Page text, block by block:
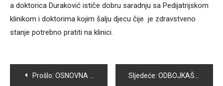
a doktorica Duraković ističe dobru saradnju sa Pedijatrijskom
klinikom i doktorima kojim šalju djecu čije je zdravstveno
stanje potrebno pratiti na klinici.
Navigacija
Prošlo: OSNOVNA ŠKOLA “PORODICE EF.RAMIĆ”: PREDSTAVLJAMO I-1 RAZRED Sljedeće: ODBOJKAŠICE VOGOŠĆE PORAŽENE OD EKIPE IGMANA